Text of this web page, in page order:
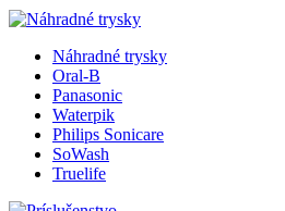
Náhradné trysky
Oral-B
Panasonic
Waterpik
Philips Sonicare
SoWash
Truelife